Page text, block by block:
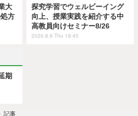
大
方
探究学習でウェルビーイング
向上、授業実践を紹介する中
高教員向けセミナー8/26
2026.8.6 Thu 18:45
期
記事